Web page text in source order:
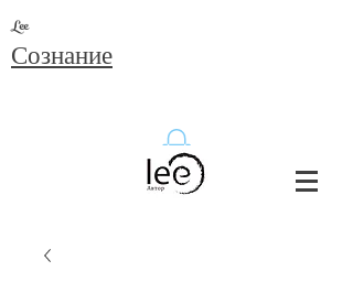
Lee
Сознание